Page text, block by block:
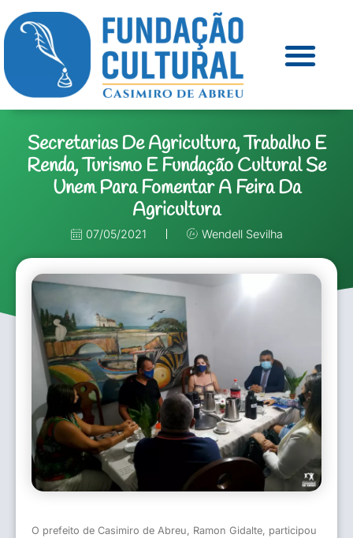
Secretarias De Agricultura, Trabalho E
Renda, Turismo E Fundação Cultural Se
Unem Para Fomentar A Feira Da
Agricultura
07/05/2021 Wendell Sevilha
O prefeito de Casimiro de Abreu, Ramon Gidalte, participou